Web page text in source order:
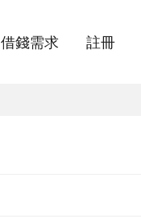
借錢需求 註冊